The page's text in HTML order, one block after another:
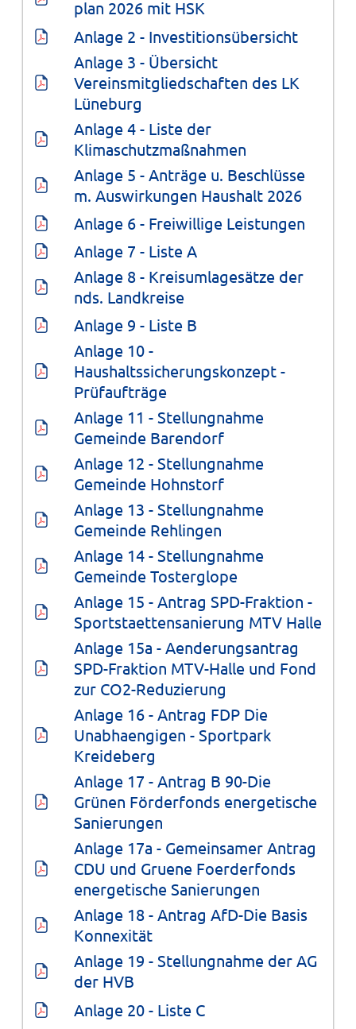
plan 2026 mit HSK
Anlage 2 - Investitionsübersicht
Anlage 3 - Übersicht
Vereinsmitgliedschaften des LK
Lüneburg
Anlage 4 - Liste der
Klimaschutzmaßnahmen
Anlage 5 - Anträge u. Beschlüsse
m. Auswirkungen Haushalt 2026
Anlage 6 - Freiwillige Leistungen
Anlage 7 - Liste A
Anlage 8 - Kreisumlagesätze der
nds. Landkreise
Anlage 9 - Liste B
Anlage 10 -
Haushaltssicherungskonzept -
Prüfaufträge
Anlage 11 - Stellungnahme
Gemeinde Barendorf
Anlage 12 - Stellungnahme
Gemeinde Hohnstorf
Anlage 13 - Stellungnahme
Gemeinde Rehlingen
Anlage 14 - Stellungnahme
Gemeinde Tosterglope
Anlage 15 - Antrag SPD-Fraktion -
Sportstaettensanierung MTV Halle
Anlage 15a - Aenderungsantrag
SPD-Fraktion MTV-Halle und Fond
zur CO2-Reduzierung
Anlage 16 - Antrag FDP Die
Unabhaengigen - Sportpark
Kreideberg
Anlage 17 - Antrag B 90-Die
Grünen Förderfonds energetische
Sanierungen
Anlage 17a - Gemeinsamer Antrag
CDU und Gruene Foerderfonds
energetische Sanierungen
Anlage 18 - Antrag AfD-Die Basis
Konnexität
Anlage 19 - Stellungnahme der AG
der HVB
Anlage 20 - Liste C